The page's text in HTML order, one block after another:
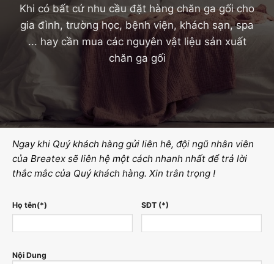
Khi có bất cứ nhu cầu đặt hàng chăn ga gối cho
gia đình, trường học, bệnh viện, khách sạn, spa
... hay cần mua các nguyên vật liệu sản xuất
chăn ga gối
Ngay khi Quý khách hàng gửi liên hê, đội ngũ nhân viên
của Breatex sẽ liên hệ một cách nhanh nhất để trả lời
thắc mắc của Quý khách hàng. Xin trân trọng !
Họ tên(*) SĐT (*)
Nội Dung